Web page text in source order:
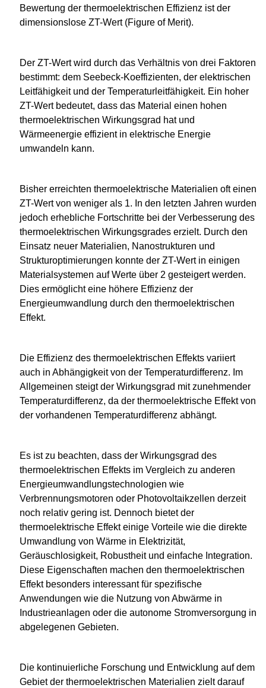
Bewertung der thermoelektrischen Effizienz ist der
dimensionslose ZT-Wert (Figure of Merit).
Der ZT-Wert wird durch das Verhältnis von drei Faktoren
bestimmt: dem Seebeck-Koeffizienten, der elektrischen
Leitfähigkeit und der Temperaturleitfähigkeit. Ein hoher
ZT-Wert bedeutet, dass das Material einen hohen
thermoelektrischen Wirkungsgrad hat und
Wärmeenergie effizient in elektrische Energie
umwandeln kann.
Bisher erreichten thermoelektrische Materialien oft einen
ZT-Wert von weniger als 1. In den letzten Jahren wurden
jedoch erhebliche Fortschritte bei der Verbesserung des
thermoelektrischen Wirkungsgrades erzielt. Durch den
Einsatz neuer Materialien, Nanostrukturen und
Strukturoptimierungen konnte der ZT-Wert in einigen
Materialsystemen auf Werte über 2 gesteigert werden.
Dies ermöglicht eine höhere Effizienz der
Energieumwandlung durch den thermoelektrischen
Effekt.
Die Effizienz des thermoelektrischen Effekts variiert
auch in Abhängigkeit von der Temperaturdifferenz. Im
Allgemeinen steigt der Wirkungsgrad mit zunehmender
Temperaturdifferenz, da der thermoelektrische Effekt von
der vorhandenen Temperaturdifferenz abhängt.
Es ist zu beachten, dass der Wirkungsgrad des
thermoelektrischen Effekts im Vergleich zu anderen
Energieumwandlungstechnologien wie
Verbrennungsmotoren oder Photovoltaikzellen derzeit
noch relativ gering ist. Dennoch bietet der
thermoelektrische Effekt einige Vorteile wie die direkte
Umwandlung von Wärme in Elektrizität,
Geräuschlosigkeit, Robustheit und einfache Integration.
Diese Eigenschaften machen den thermoelektrischen
Effekt besonders interessant für spezifische
Anwendungen wie die Nutzung von Abwärme in
Industrieanlagen oder die autonome Stromversorgung in
abgelegenen Gebieten.
Die kontinuierliche Forschung und Entwicklung auf dem
Gebiet der thermoelektrischen Materialien zielt darauf